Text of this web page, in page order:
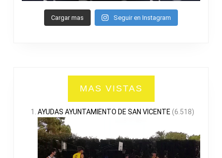
Cargar mas Seguir en Instagram
MAS VISTAS
AYUDAS AYUNTAMIENTO DE SAN VICENTE (6.518)